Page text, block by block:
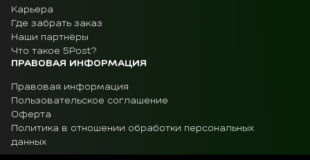
Карьера
Где забрать заказ
Наши партнёры
Что такое 5Post?
ПРАВОВАЯ ИНФОРМАЦИЯ
Правовая информация
Пользовательское соглашение
Оферта
Политика в отношении обработки персональных
данных